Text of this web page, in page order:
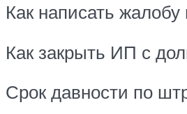
Как написать
Как закрыть ИП с
Срок давности по